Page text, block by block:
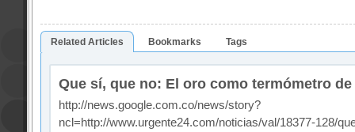
Related Articles Bookmarks Tags
Que sí, que no: El oro como termómetro de
http://news.google.com.co/news/story?
ncl=http://www.urgente24.com/noticias/val/18377-128/